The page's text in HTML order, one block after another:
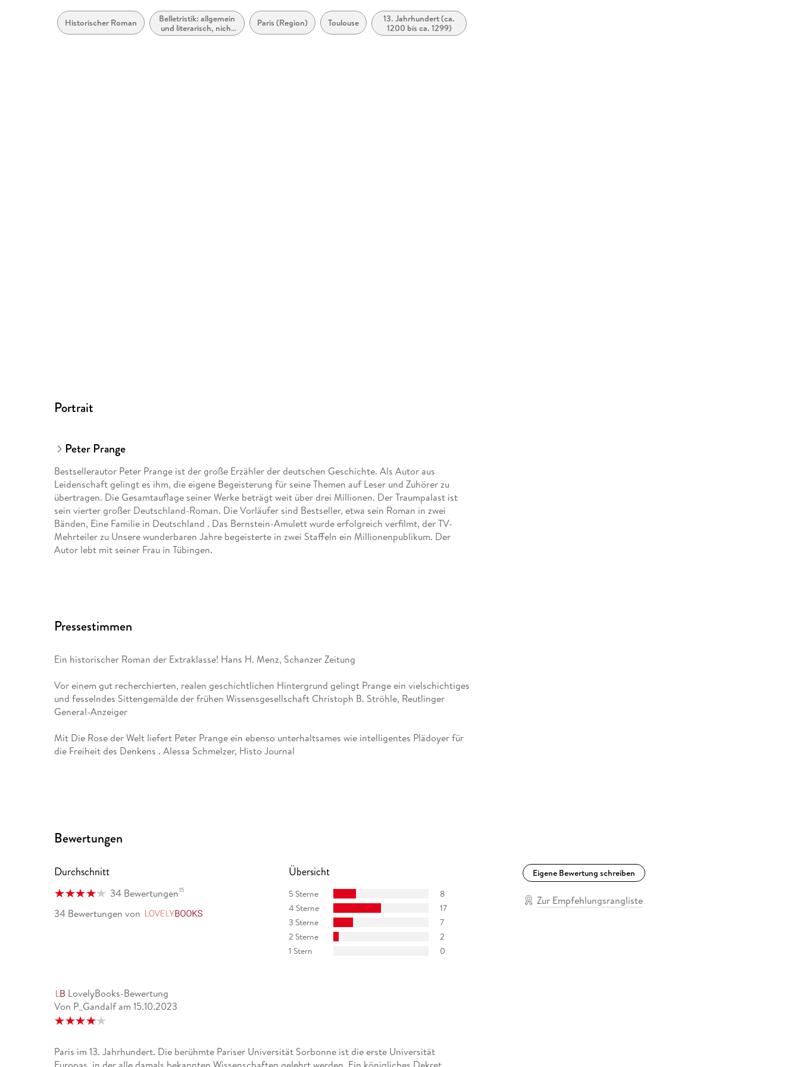
Historischer Roman
Belletristik: allgemein
und literarisch, nicht
nach Genre
Paris (Region) Toulouse
13. Jahrhundert (ca.
1200 bis ca. 1299)
Portrait
Peter Prange
Bestsellerautor Peter Prange ist der große Erzähler der deutschen Geschichte. Als Autor aus
Leidenschaft gelingt es ihm, die eigene Begeisterung für seine Themen auf Leser und Zuhörer zu
übertragen. Die Gesamtauflage seiner Werke beträgt weit über drei Millionen. Der Traumpalast ist
sein vierter großer Deutschland-Roman. Die Vorläufer sind Bestseller, etwa sein Roman in zwei
Bänden, Eine Familie in Deutschland . Das Bernstein-Amulett wurde erfolgreich verfilmt, der TV-
Mehrteiler zu Unsere wunderbaren Jahre begeisterte in zwei Staffeln ein Millionenpublikum. Der
Autor lebt mit seiner Frau in Tübingen.
Pressestimmen
Ein historischer Roman der Extraklasse! Hans H. Menz, Schanzer Zeitung
Vor einem gut recherchierten, realen geschichtlichen Hintergrund gelingt Prange ein vielschichtiges
und fesselndes Sittengemälde der frühen Wissensgesellschaft Christoph B. Ströhle, Reutlinger
General-Anzeiger
Mit Die Rose der Welt liefert Peter Prange ein ebenso unterhaltsames wie intelligentes Plädoyer für
die Freiheit des Denkens . Alessa Schmelzer, Histo Journal
Peter Prange gewährt in seinem Roman nie gesehene Einblicke in das akademische Leben seiner
Ohne Zweifel ist er einer der besten Autoren historischer Romane unserer Zeit. Fantasia
Bewertungen
Durchschnitt
34 Bewertungen15
34 Bewertungen von
Übersicht
5 Sterne
8
4 Sterne
17
3 Sterne
7
2 Sterne
2
1 Stern
0
Eigene Bewertung schreiben
Zur Empfehlungsrangliste
LovelyBooks-Bewertung
Von P_Gandalfam 15.10.2023
Paris im 13. Jahrhundert. Die berühmte Pariser Universität Sorbonne ist die erste Universität